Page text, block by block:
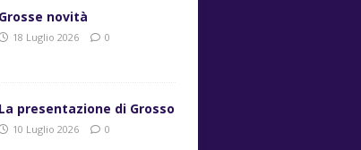
Grosse novità
18 Luglio 2026 0
La presentazione di Grosso
10 Luglio 2026 0